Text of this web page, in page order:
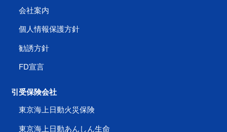
会社案内
個人情報保護方針
勧誘方針
FD宣言
引受保険会社
東京海上日動火災保険
東京海上日動あんしん生命